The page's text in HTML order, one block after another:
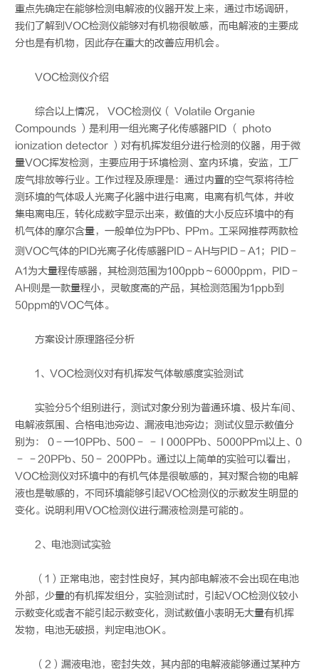
重点先确定在能够检测电解液的仪器开发上来，通过市场调研，
我们了解到VOC检测仪能够对有机物很敏感，而电解液的主要成
分也是有机物，因此存在重大的改善应用机会。
VOC检测仪介绍
综合以上情况， VOC检测仪（ Volatile Organie
Compounds ）是利用一组光离子化传感器PID （ photo
ionization detector ）对有机挥发组分进行检测的仪器，用于微
量VOC挥发检测，主要应用于环境检测、室内环境，安监，工厂
废气排放等行业。工作过程及原理是：通过内置的空气泵将待检
测环境的气体吸人光离子化器中进行电离，电离有机气体，并收
集电离电压，转化成数字显示出来，数值的大小反应环境中的有
机气体的摩尔含量，一般单位为PPb、PPm。工采网推荐两款检
测VOC气体的PID光离子化传感器PID－AH与PID－A1；PID－
A1为大量程传感器，其检测范围为100ppb～6000ppm，PID－
AH则是一款量程小，灵敏度高的产品，其检测范围为1ppb到
50ppm的VOC气体。
方案设计原理路径分析
1、VOC检测仪对有机挥发气体敏感度实验测试
实验分5个组别进行，测试对象分别为普通环境、极片车间、
电解液氛围、合格电池旁边、漏液电池旁边；测试仪显示数值分
别为： 0－一10PPb、500－ － I 000PPb、5000PPm以上、0
－ －20PPb、50－ 200PPb。通过以上简单的实验可以看出，
VOC检测仪对环境中的有机气体是很敏感的，其对聚合物的电解
液也是敏感的，不同环境能够引起VOC检测仪的示数发生明显的
变化。说明利用VOC检测仪进行漏液检测是可能的。
2、电池测试实验
（1）正常电池，密封性良好，其内部电解液不会出现在电池
外部，少量的有机挥发组分，实验测试时，引起VOC检测仪较小
示数变化或者不能引起示数变化，测试数值小表明无大量有机挥
发物，电池无破损，判定电池OK。
（2）漏液电池，密封失效，其内部的电解液能够通过某种方